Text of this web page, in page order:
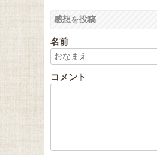
感想を投稿
名前
コメント